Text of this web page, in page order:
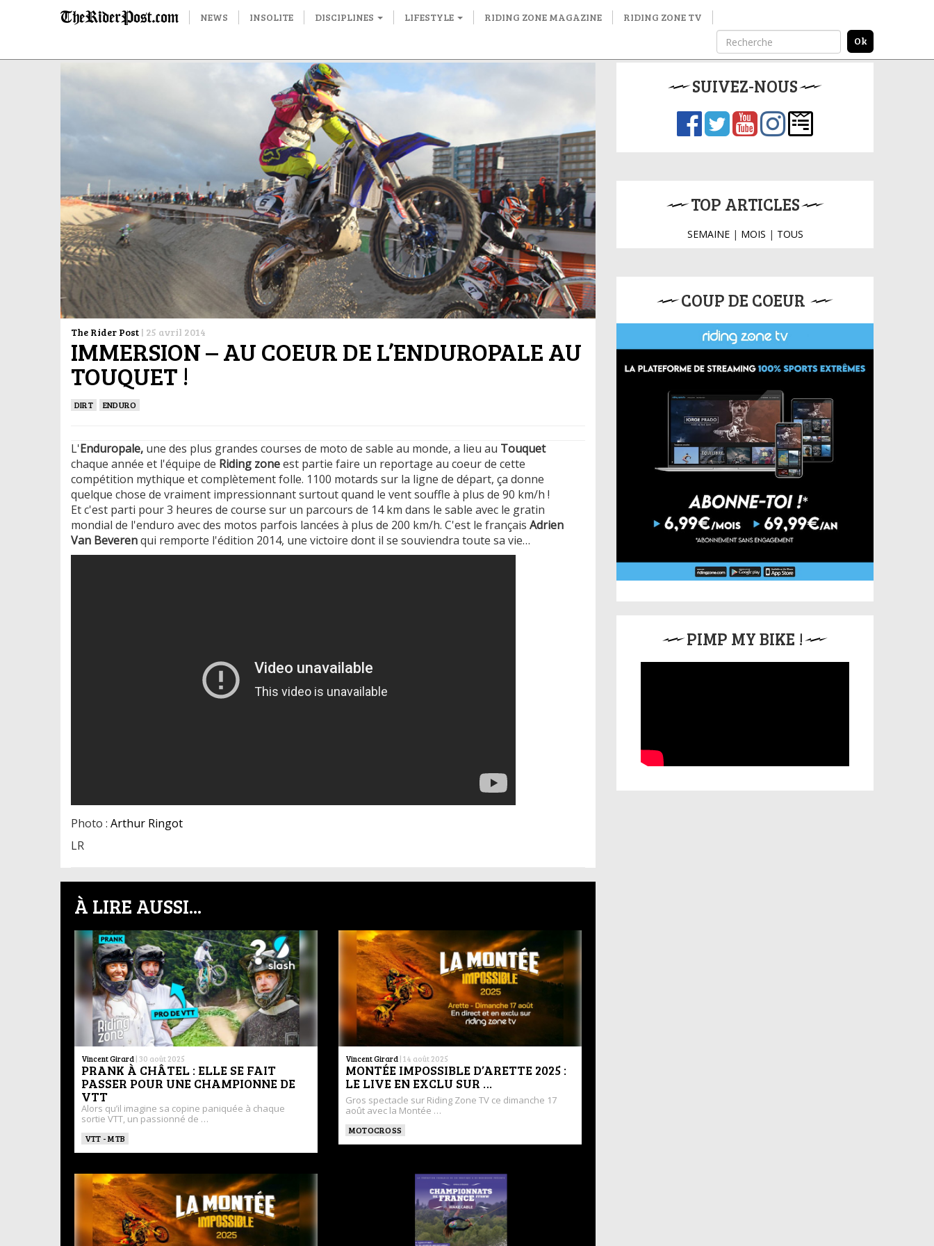
NEWS INSOLITE DISCIPLINES LIFESTYLE RIDING ZONE MAGAZINE RIDING ZONE TV
The Rider Post | 25 avril 2014
IMMERSION – AU COEUR DE L’ENDUROPALE AU
TOUQUET !
DIRT ENDURO
L'Enduropale, une des plus grandes courses de moto de sable au monde, a lieu au Touquet
chaque année et l'équipe de Riding zoneest partie faire un reportage au coeur de cette
compétition mythique et complètement folle. 1100 motards sur la ligne de départ, ça donne
quelque chose de vraiment impressionnant surtout quand le vent souffle à plus de 90 km/h !
Et c'est parti pour 3 heures de course sur un parcours de 14 km dans le sable avec le gratin
mondial de l'enduro avec des motos parfois lancées à plus de 200 km/h. C'est le français Adrien
Van Beverenqui remporte l'édition 2014, une victoire dont il se souviendra toute sa vie…
Photo : Arthur Ringot
LR
À LIRE AUSSI...
Vincent Girard | 30 août 2025
PRANK À CHÂTEL : ELLE SE FAIT
PASSER POUR UNE CHAMPIONNE DE
VTT
Alors qu’il imagine sa copine paniquée à chaque
sortie VTT, un passionné de …
VTT - MTB
Vincent Girard | 14 août 2025
MONTÉE IMPOSSIBLE D’ARETTE 2025 :
LE LIVE EN EXCLU SUR …
Gros spectacle sur Riding Zone TV ce dimanche 17
août avec la Montée …
MOTOCROSS
SUIVEZ-NOUS
TOP ARTICLES
SEMAINE| MOIS | TOUS
COUP DE COEUR
PIMP MY BIKE !